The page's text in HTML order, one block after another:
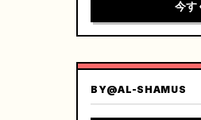
今す
BY@AL-SHAMUS